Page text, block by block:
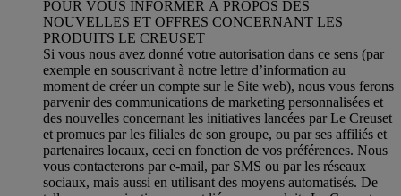
POUR VOUS INFORMER À PROPOS DES
NOUVELLES ET OFFRES CONCERNANT LES
PRODUITS LE CREUSET
Si vous nous avez donné votre autorisation dans ce sens (par
exemple en souscrivant à notre lettre d’information au
moment de créer un compte sur le Site web), nous vous ferons
parvenir des communications de marketing personnalisées et
des nouvelles concernant les initiatives lancées par Le Creuset
et promues par les filiales de son groupe, ou par ses affiliés et
partenaires locaux, ceci en fonction de vos préférences. Nous
vous contacterons par e-mail, par SMS ou par les réseaux
sociaux, mais aussi en utilisant des moyens automatisés. De